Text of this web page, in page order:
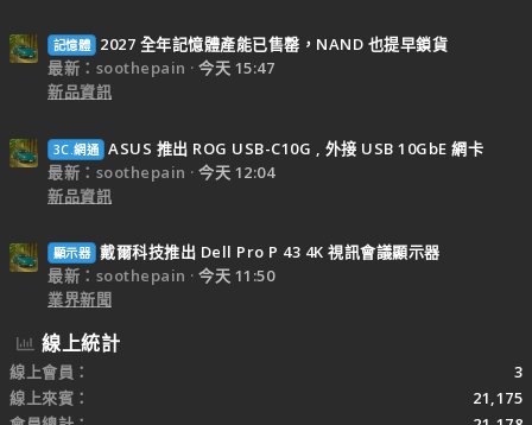
記憶體
2027 全年記憶體產能已售罄，NAND 也提早鎖貨
最新：soothepain
今天 15:47
新品資訊
3C.網通 ASUS 推出 ROG USB-C10G , 外接 USB 10GbE 網卡
最新：soothepain
今天 12:04
新品資訊
顯示器 戴爾科技推出 Dell Pro P 43 4K 視訊會議顯示器
最新：soothepain
今天 11:50
業界新聞
線上統計
線上會員
3
線上來賓
21,175